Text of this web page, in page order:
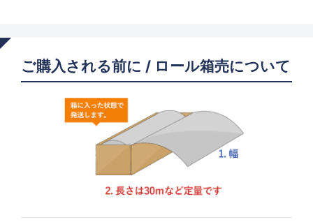
ご購入される前に / ロール箱売について